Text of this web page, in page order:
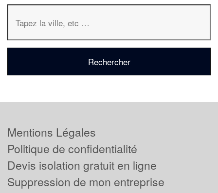
Mentions Légales
Politique de confidentialité
Devis isolation gratuit en ligne
Suppression de mon entreprise